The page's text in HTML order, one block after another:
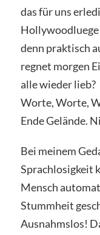
das für uns
denn praktisch
regnet morgen
alle wieder lieb?
Worte, Worte,
Ende Gelände.
Bei meinem
Sprachlosigkeit
Mensch
Stummheit
Ausnahmslos!